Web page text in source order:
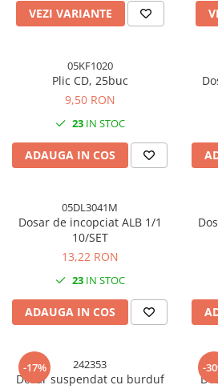
VEZI VARIANTE
05KF1020
Plic CD, 25buc
9,50 RON
23IN STOC
ADAUGA IN COS
05DL3041M
Dosar de incopciat ALB 1/1
10/SET
13,22 RON
23IN STOC
ADAUGA IN COS
-17% 242353
Dosar suspendat cu burduf
-